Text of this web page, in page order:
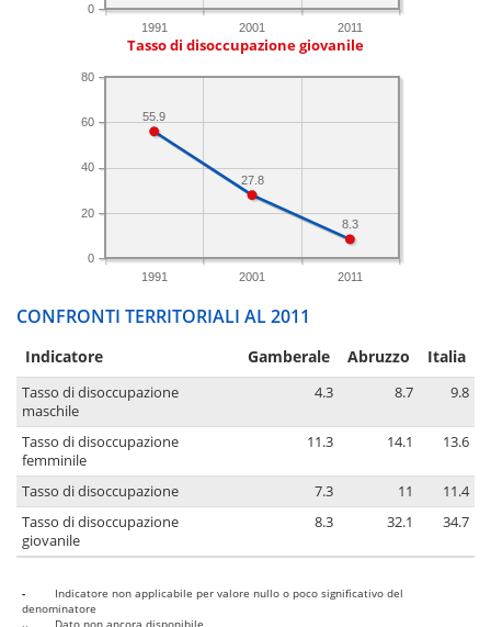
1991 2001 2011
0
Tasso di disoccupazione giovanile
1991 2001 2011
0
20
40
60
80
8.3
27.8
55.9
CONFRONTI TERRITORIALI AL 2011
Indicatore Gamberale Abruzzo Italia
Tasso di disoccupazione
maschile
4.3 8.7 9.8
Tasso di disoccupazione
femminile
11.3 14.1 13.6
Tasso di disoccupazione 7.3 11
11.4
Tasso di disoccupazione
giovanile
8.3 32.1 34.7
-
Indicatore non applicabile per valore nullo o poco significativo del
denominatore